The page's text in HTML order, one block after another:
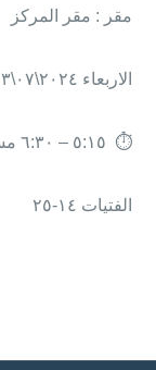
مقر : مقر المركز
الاربعاء ٢٠٢٤\٠٧\٠٣
⏱ ٥:١٥ – ٦:٣٠ مساءً
الفتيات ١٤-٢٥